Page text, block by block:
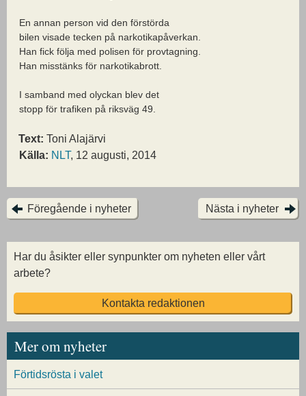
En annan person vid den förstörda
bilen visade tecken på narkotikapåverkan.
Han fick följa med polisen för provtagning.
Han misstänks för narkotikabrott.
I samband med olyckan blev det
stopp för trafiken på riksväg 49.
Text: Toni Alajärvi
Källa: NLT, 12 augusti, 2014
Föregående i nyheter Nästa i nyheter
Har du åsikter eller synpunkter om nyheten eller vårt
arbete?
Kontakta redaktionen
Mer om nyheter
Förtidsrösta i valet